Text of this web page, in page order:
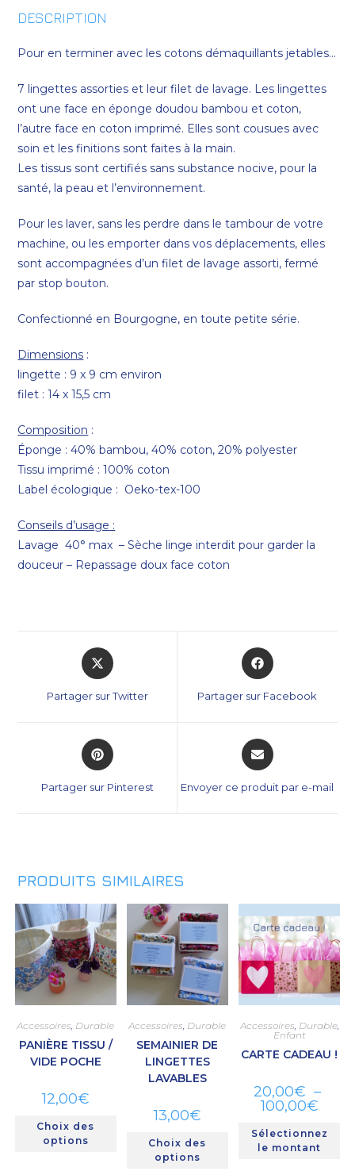
DESCRIPTION
Pour en terminer avec les cotons démaquillants jetables…
7 lingettes assorties et leur filet de lavage. Les lingettes
ont une face en éponge doudou bambou et coton,
l’autre face en coton imprimé. Elles sont cousues avec
soin et les finitions sont faites à la main.
Les tissus sont certifiés sans substance nocive, pour la
santé, la peau et l’environnement.
Pour les laver, sans les perdre dans le tambour de votre
machine, ou les emporter dans vos déplacements, elles
sont accompagnées d’un filet de lavage assorti, fermé
par stop bouton.
Confectionné en Bourgogne, en toute petite série.
Dimensions :
lingette : 9 x 9 cm environ
filet : 14 x 15,5 cm
Composition :
Éponge : 40% bambou, 40% coton, 20% polyester
Tissu imprimé : 100% coton
Label écologique : Oeko-tex-100
Conseils d’usage :
Lavage 40° max – Sèche linge interdit pour garder la
douceur – Repassage doux face coton
Partager sur Twitter Partager sur Facebook
Partager sur Pinterest Envoyer ce produit par e-mail
PRODUITS SIMILAIRES
Accessoires, Durable
PANIÈRE TISSU /
VIDE POCHE
12,00€
Choix des
options
Accessoires, Durable
SEMAINIER DE
LINGETTES
LAVABLES
13,00€
Choix des
options
Accessoires, Durable,
Enfant
CARTE CADEAU !
20,00€ –
100,00€
Sélectionnez
le montant